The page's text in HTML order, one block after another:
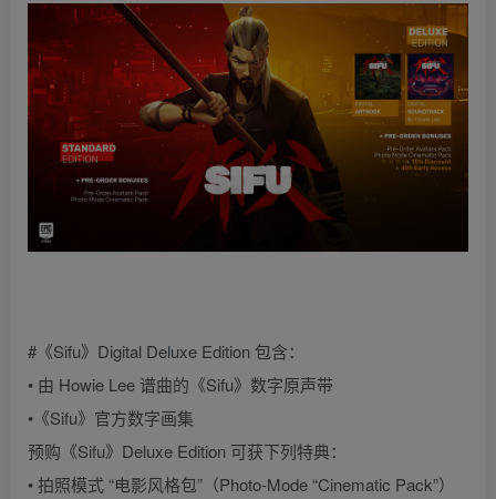
#《Sifu》Digital Deluxe Edition 包含：
• 由 Howie Lee 谱曲的《Sifu》数字原声带
•《Sifu》官方数字画集
预购《Sifu》Deluxe Edition 可获下列特典：
• 拍照模式 “电影风格包”（Photo-Mode “Cinematic Pack”）